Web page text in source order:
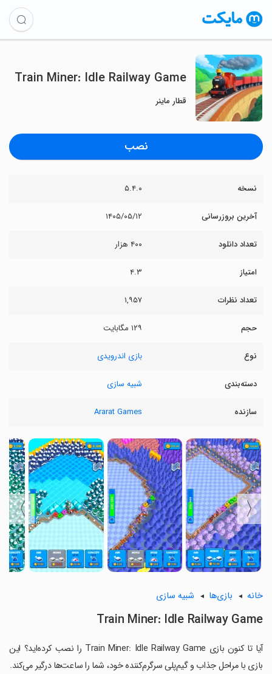
Train Miner: Idle Railway Game
قطار ماینر
نصب
نسخه ۵.۴.۰
آخرین بروزرسانی ۱۴۰۵/۰۵/۱۲
تعداد دانلود ۴۰۰ هزار
امتیاز ۴.۳
تعداد نظرات ۱,۹۵۷
حجم ۱۲۹ مگابایت
نوع بازی اندرویدی
دسته‌بندی شبیه سازی
سازنده Ararat Games
〈
〉
خانه بازی‌ها شبیه سازی
Train Miner: Idle Railway Game
آیا تا کنون بازی Train Miner: Idle Railway Game را نصب کرده‌اید؟ این
بازی با مراحل جذاب و گیم‌پلی سرگرم‌کننده خود، شما را ساعت‌ها درگیر می‌کند.